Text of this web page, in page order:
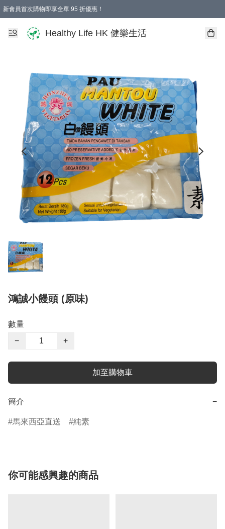
新會員首次購物即享全單 95 折優惠！
Healthy Life HK 健樂生活
鴻誠小饅頭 (原味)
數量
−
+
加至購物車
簡介 −
馬來西亞直送 純素
你可能感興趣的商品